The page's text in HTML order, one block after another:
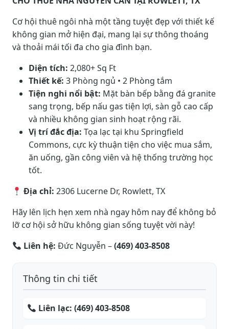
Cơ hội thuê ngôi nhà một tầng tuyệt đẹp với thiết kế
không gian mở hiện đại, mang lại sự thông thoáng
và thoải mái tối đa cho gia đình bạn.
Diện tích: 2,080+ Sq Ft
Thiết kế: 3 Phòng ngủ • 2 Phòng tắm
Tiện nghi nổi bật: Mặt bàn bếp bằng đá granite
sang trọng, bếp nấu gas tiện lợi, sàn gỗ cao cấp
và nhiều không gian sinh hoạt rộng rãi.
Vị trí đắc địa: Tọa lạc tại khu Springfield
Commons, cực kỳ thuận tiện cho việc mua sắm,
ăn uống, gần công viên và hệ thống trường học
tốt.
Địa chỉ: 2306 Lucerne Dr, Rowlett, TX
Hãy lên lịch hẹn xem nhà ngay hôm nay để không bỏ
lỡ cơ hội sở hữu không gian sống tuyệt vời này!
Liên hệ: Đức Nguyễn –(469) 403-8508
Thông tin chi tiết
Liên lạc:(469) 403-8508